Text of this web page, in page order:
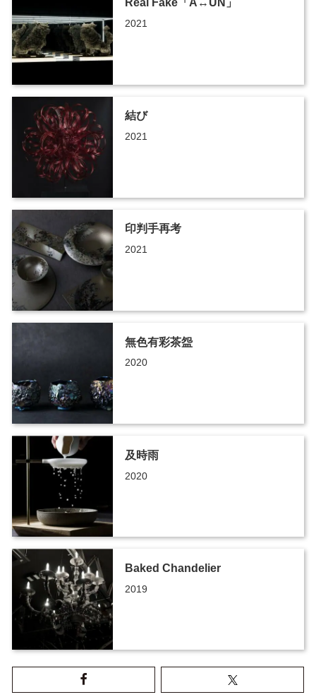
Real Fake「A↔︎UN」
2021
結び
2021
印判手再考
2021
無色有彩茶盌
2020
及時雨
2020
Baked Chandelier
2019